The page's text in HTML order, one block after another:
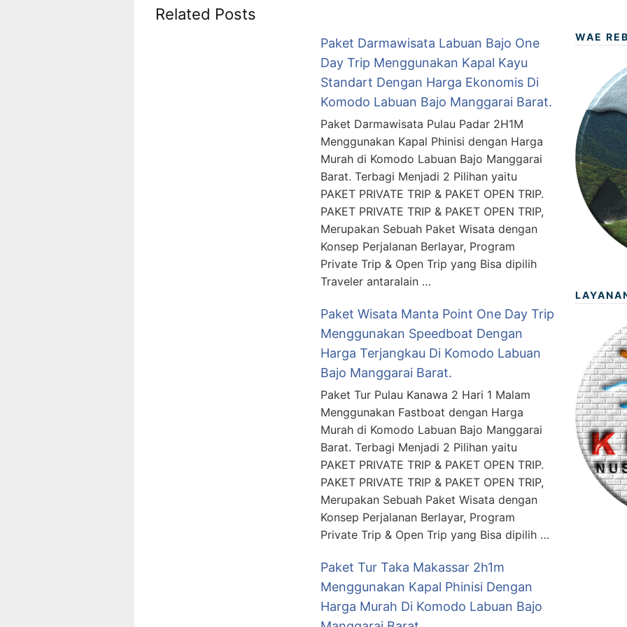
Related Posts
Paket Darmawisata Labuan Bajo One
Day Trip Menggunakan Kapal Kayu
Standart Dengan Harga Ekonomis Di
Komodo Labuan Bajo Manggarai Barat.
Paket Darmawisata Pulau Padar 2H1M
Menggunakan Kapal Phinisi dengan Harga
Murah di Komodo Labuan Bajo Manggarai
Barat. Terbagi Menjadi 2 Pilihan yaitu
PAKET PRIVATE TRIP & PAKET OPEN TRIP.
PAKET PRIVATE TRIP & PAKET OPEN TRIP,
Merupakan Sebuah Paket Wisata dengan
Konsep Perjalanan Berlayar, Program
Private Trip & Open Trip yang Bisa dipilih
Traveler antaralain …
Paket Wisata Manta Point One Day Trip
Menggunakan Speedboat Dengan
Harga Terjangkau Di Komodo Labuan
Bajo Manggarai Barat.
Paket Tur Pulau Kanawa 2 Hari 1 Malam
Menggunakan Fastboat dengan Harga
Murah di Komodo Labuan Bajo Manggarai
Barat. Terbagi Menjadi 2 Pilihan yaitu
PAKET PRIVATE TRIP & PAKET OPEN TRIP.
PAKET PRIVATE TRIP & PAKET OPEN TRIP,
Merupakan Sebuah Paket Wisata dengan
Konsep Perjalanan Berlayar, Program
Private Trip & Open Trip yang Bisa dipilih …
Paket Tur Taka Makassar 2h1m
Menggunakan Kapal Phinisi Dengan
Harga Murah Di Komodo Labuan Bajo
WAE